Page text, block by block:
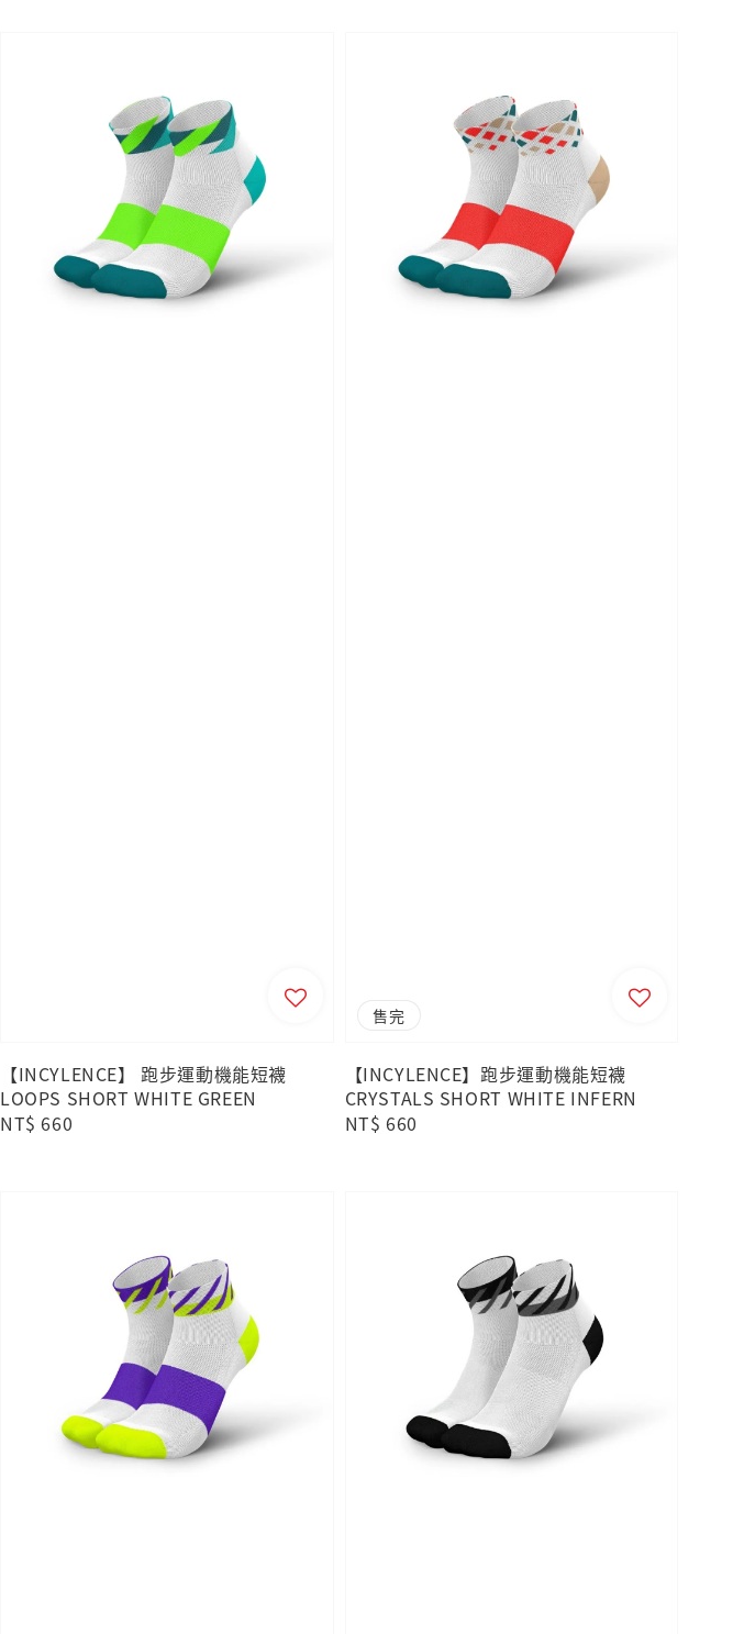
【INCYLENCE】 跑步運動機能短襪
LOOPS SHORT WHITE GREEN
Regular
NT$ 660
售完
【INCYLENCE】跑步運動機能短襪
CRYSTALS SHORT WHITE INFERN
Regular
NT$ 660